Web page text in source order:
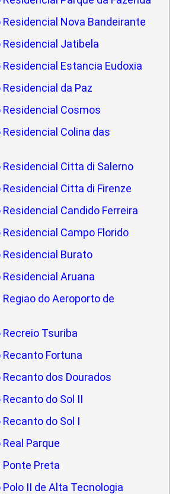
Residencial Nova Bandeirante
Residencial Jatibela
Residencial Estancia Eudoxia
da Paz
Residencial Cosmos
Residencial Colina das
Residencial Citta di Salerno
Residencial Citta di Firenze
Candido Ferreira
Residencial Campo Florido
Residencial Burato
Residencial Aruana
do Aeroporto de
Recreio Tsuriba
Recanto Fortuna
Recanto dos Dourados
do Sol II
do Sol I
Parque
Ponte Preta
Polo II de Alta Tecnologia